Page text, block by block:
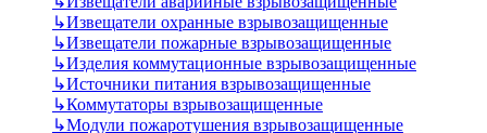
↳Извещатели охранные взрывозащищенные
↳Извещатели пожарные взрывозащищенные
↳Изделия коммутационные взрывозащищенные
↳Источники питания взрывозащищенные
↳Коммутаторы взрывозащищенные
↳Модули пожаротушения взрывозащищенные